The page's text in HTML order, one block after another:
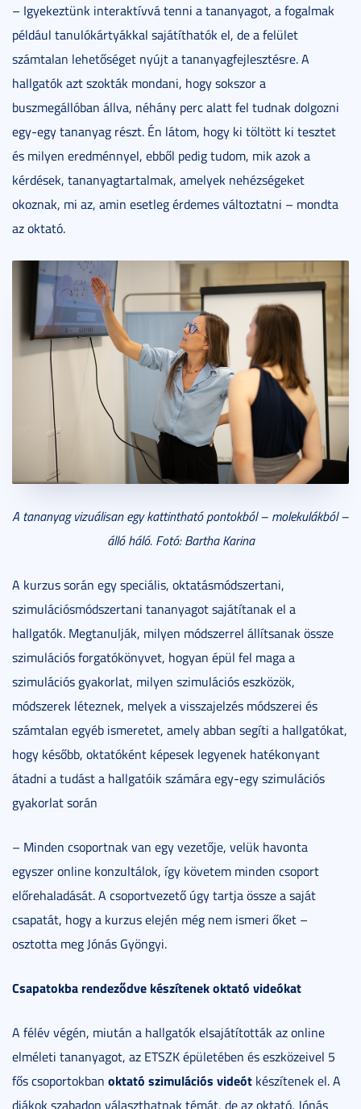
– Igyekeztünk interaktívvá tenni a tananyagot, a fogalmak
például tanulókártyákkal sajátíthatók el, de a felület
számtalan lehetőséget nyújt a tananyagfejlesztésre. A
hallgatók azt szokták mondani, hogy sokszor a
buszmegállóban állva, néhány perc alatt fel tudnak dolgozni
egy-egy tananyag részt. Én látom, hogy ki töltött ki tesztet
és milyen eredménnyel, ebből pedig tudom, mik azok a
kérdések, tananyagtartalmak, amelyek nehézségeket
okoznak, mi az, amin esetleg érdemes változtatni – mondta
az oktató.
A tananyag vizuálisan egy kattintható pontokból – molekulákból –
álló háló. Fotó: Bartha Karina
A kurzus során egy speciális, oktatásmódszertani,
szimulációsmódszertani tananyagot sajátítanak el a
hallgatók. Megtanulják, milyen módszerrel állítsanak össze
szimulációs forgatókönyvet, hogyan épül fel maga a
szimulációs gyakorlat, milyen szimulációs eszközök,
módszerek léteznek, melyek a visszajelzés módszerei és
számtalan egyéb ismeretet, amely abban segíti a hallgatókat,
hogy később, oktatóként képesek legyenek hatékonyant
átadni a tudást a hallgatóik számára egy-egy szimulációs
gyakorlat során
– Minden csoportnak van egy vezetője, velük havonta
egyszer online konzultálok, így követem minden csoport
előrehaladását. A csoportvezető úgy tartja össze a saját
csapatát, hogy a kurzus elején még nem ismeri őket –
osztotta meg Jónás Gyöngyi.
Csapatokba rendeződve készítenek oktató videókat
A félév végén, miután a hallgatók elsajátították az online
elméleti tananyagot, az ETSZK épületében és eszközeivel 5
fős csoportokban oktató szimulációs videót készítenek el. A
diákok szabadon választhatnak témát, de az oktató, Jónás